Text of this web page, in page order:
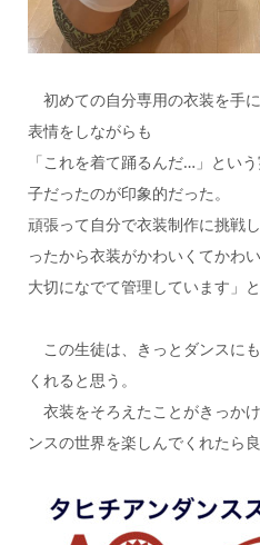
初めての自分専用の衣装を手
表情をしながらも
「これを着て踊るんだ…」とい
子だったのが印象的だった。
頑張って自分で衣装制作に挑戦し
ったから衣装がかわいくてかわ
大切になでて管理しています」
この生徒は、きっとダンスに
くれると思う。
衣装をそろえたことがきっか
ンスの世界を楽しんでくれたら